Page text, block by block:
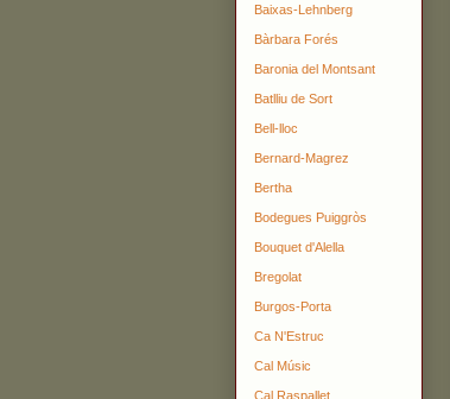
Baixas-Lehnberg
Bàrbara Forés
Baronia del Montsant
Batlliu de Sort
Bell-lloc
Bernard-Magrez
Bertha
Bodegues Puiggròs
Bouquet d'Alella
Bregolat
Burgos-Porta
Ca N'Estruc
Cal Músic
Cal Raspallet